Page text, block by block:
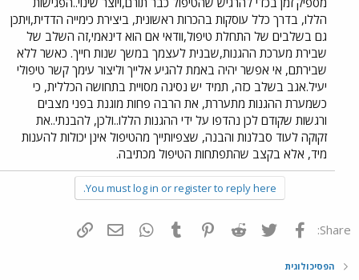
הללו, בדרך כלל עוסקות בהכרות ראשונית, ביצירת כימייה הדדית,ויתכן
גם בשלבים של התחלת טיפול,וודאי אם הוא דינאמי,זה השלב של
שבירת מערכת ההגנות,שבנית לעצמך במשך שנות חייך. כאשר ללא
שבירתם, אי אפשר יהיה באמת להגיע אלייך וליצור עימך קשר טיפולי
יעיל.אגב בשלב כזה, תמיד יש נסיגה מסויית בתחושה הכללית, כי
כשמערת ההגנות מתעררת, את הרבה פחות מוגנת בפני מצבים
ורגשות שקודם לכן נהדפו על ידי ההגנות הללו..ולכן, להבנתי..את
זקוקה לעוד סבלנות והבנה, שצפיותייך מהטיפול אינן יכולות להענות
מיד, אלא בקצב שהתפתחות הטיפול מכתיבה.
You must log in or register to reply here.
Share: פייסבוק Twitter
Reddit
Pinterest
Tumblr
WhatsAppדואר אלקטרוני
הפסיכולוגית